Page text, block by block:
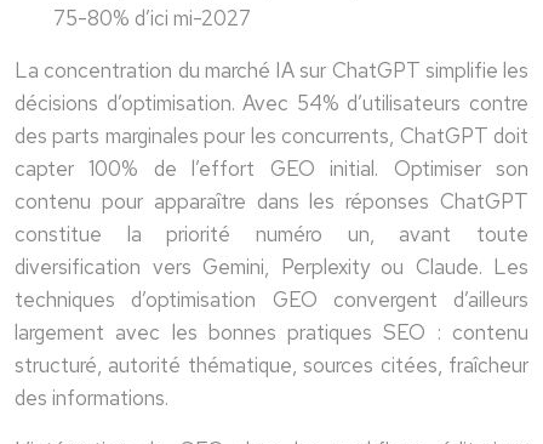
75-80% d’ici mi-2027
La concentration du marché IA sur ChatGPT simplifie les
décisions d’optimisation. Avec 54% d’utilisateurs contre
des parts marginales pour les concurrents, ChatGPT doit
capter 100% de l’effort GEO initial. Optimiser son
contenu pour apparaître dans les réponses ChatGPT
constitue la priorité numéro un, avant toute
diversification vers Gemini, Perplexity ou Claude. Les
techniques d’optimisation GEO convergent d’ailleurs
largement avec les bonnes pratiques SEO : contenu
structuré, autorité thématique, sources citées, fraîcheur
des informations.